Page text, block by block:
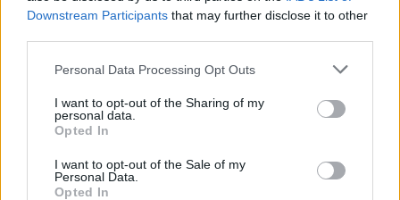
Downstream Participants that may further disclose it to other
Personal Data Processing Opt Outs
I want to opt-out of the Sharing of my
personal data.
Opted In
I want to opt-out of the Sale of my
Personal Data.
Opted In
LEGFRISSEBB
Amire többmillióan vártunk: szombattól
Pest megye
Fából épül Budakeszi új óvodája